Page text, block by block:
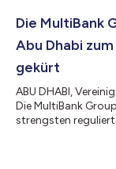
Kapazitäten
Bereichen Vertrieb,
Die MultiBank
Abu Dhabi
gekürt
ABU DHABI,
Die MultiBank
strengsten